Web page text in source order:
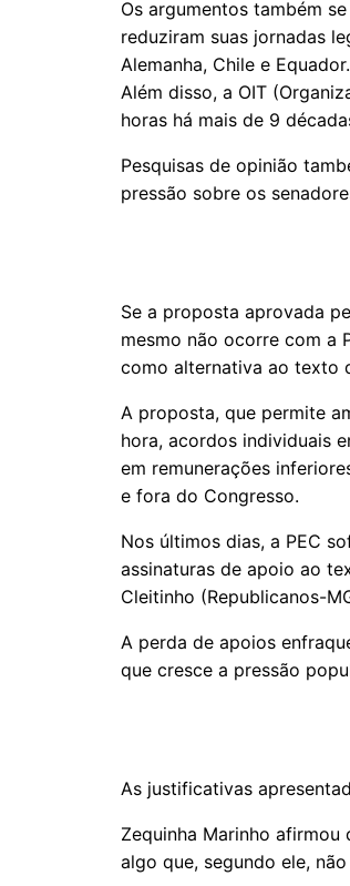
Os argumentos também
reduziram suas jornadas
Alemanha, Chile e
Além disso, a OIT
horas há mais de 9
Pesquisas de opinião
pressão sobre os
Se a proposta aprovada
mesmo não ocorre com a
como alternativa ao texto
A proposta, que permite
hora, acordos individuais
em remunerações
e fora do Congresso.
Nos últimos dias, a PEC
assinaturas de apoio ao
Cleitinho (Republicanos-
A perda de apoios
que cresce a pressão
As justificativas
Zequinha Marinho
algo que, segundo ele,